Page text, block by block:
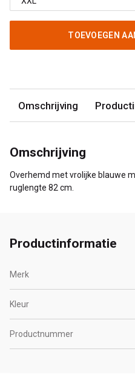
TOEVOEGEN
Omschrijving
Omschrijving
Overhemd met vrolijke blauwe
ruglengte 82 cm.
Productinformatie
Merk
Kleur
Productnummer